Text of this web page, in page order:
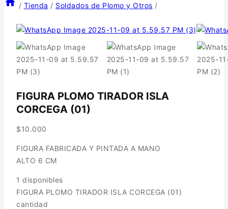
/ Tienda / Soldados de Plomo y Otros /
FIGURA PLOMO TIRADOR ISLA
CORCEGA (01)
$10.000
FIGURA FABRICADA Y PINTADA A MANO
ALTO 6 CM
1 disponibles
FIGURA PLOMO TIRADOR ISLA CORCEGA (01)
cantidad